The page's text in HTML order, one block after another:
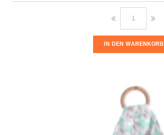
IN DEN WARENKORB